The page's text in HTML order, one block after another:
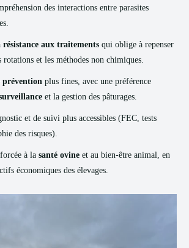
des interactions entre parasites
résistance aux traitements qui oblige à repenser
rotations et les méthodes non chimiques.
prévention plus fines, avec une préférence
et la gestion des pâturages.
et de suivi plus accessibles (FEC, tests
des risques).
à la santé ovine et au bien-être animal, en
économiques des élevages.